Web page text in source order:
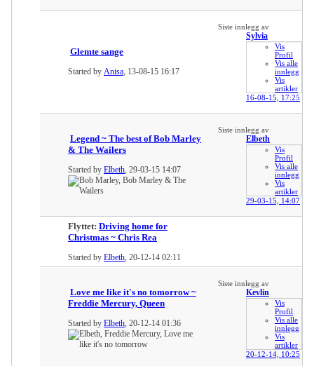
Glemte sange
Started by Anisa, 13-08-15 16:17
Siste innlegg av
Sylvia
Vis
Profil
Vis alle
innlegg
Vis
artikler
16-08-15, 17:25
Legend ~ The best of Bob Marley
& The Wailers
Started by Elbeth, 29-03-15 14:07
Siste innlegg av
Elbeth
Vis
Profil
Vis alle
innlegg
Vis
artikler
29-03-15, 14:07
Flyttet: Driving home for
Christmas ~ Chris Rea
Started by Elbeth, 20-12-14 02:11
Love me like it's no tomorrow ~
Freddie Mercury, Queen
Started by Elbeth, 20-12-14 01:36
Siste innlegg av
Kevlin
Vis
Profil
Vis alle
innlegg
Vis
artikler
20-12-14, 10:25